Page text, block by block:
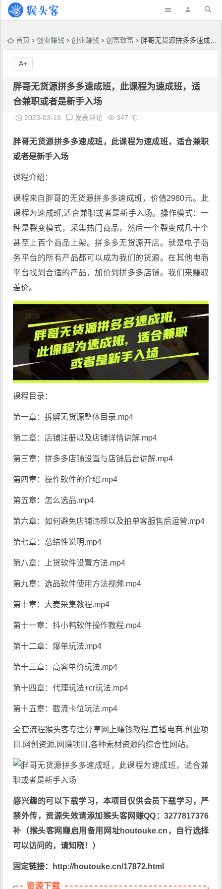
首页 创业赚钱 创业赚钱 创富致富 胖哥无货源拼多多速成班，此课程为速成班，适合兼职或者是新手入场
胖哥无货源拼多多速成班，此课程为速成班，适
合兼职或者是新手入场
2023-03-19 发表评论 347 ℃
胖哥无货源拼多多速成班，此课程为速成班，适合兼职
或者是新手入场
课程介绍：
课程来自胖哥的无货源拼多多速成班，价值2980元。此
课程为速成班,适合兼职或者是新手入场。操作模式：一
种是裂变模式，采集热门商品，然后一个裂变成几十个
甚至上百个商品上架。拼多多无货源开店。就是电子商
务平台的所有产品都可以成为我们的货源。在其他电商
平台找到合适的产品，加价到拼多多店铺。我们来赚取
差价。
课程目录：
第一章：拆解无货源整体目录.mp4
第二章：店铺注册以及店铺详情讲解.mp4
第三章：拼多多店铺设置与店铺后台讲解.mp4
第四章：操作软件的介绍.mp4
第五章：怎么选品.mp4
第六章：如何避免店铺违规以及拍单客服售后运营.mp4
第七章：总结性说明.mp4
第八章：上货软件设置方法.mp4
第九章：选品软件使用方法视频.mp4
第十章：大麦采集教程.mp4
第十一章：抖小鸭软件操作教程.mp4
第十二章：爆单玩法.mp4
第十三章：高客单价玩法.mp4
第十四章：代理玩法+cr玩法.mp4
第十五章：截流卡位玩法.mp4
全套流程猴头客专注分享网上赚钱教程,直播电商,创业项
目,网创资源, 网赚项目 ,各种素材资源的综合性网站。
感兴趣的可以下载学习，本项目仅供会员下载学习，严
禁外传，资源失效请添加猴头客网赚QQ：3277817376
补（猴头客网赚启用备用网址houtouke.cn，自行选择
可以访问的，请知晓！）
固定链接：http://houtouke.cn/17872.html
资源下载
A+